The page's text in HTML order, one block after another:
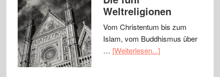
Weltreligionen
Vom Christentum bis zum
Islam, vom Buddhismus über
… [Weiterlesen...]